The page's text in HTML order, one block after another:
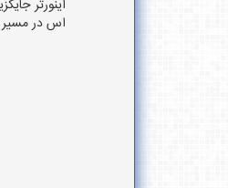
اس در مسیر Bypass خود تا حدودی از افزایش شدید و ناگهانی ولتاژ (spike ) جلوگیری می کنند و فیلتر های RF (فرکانس رادیویی ) در مسیر Bypass آنها وجود دارد .